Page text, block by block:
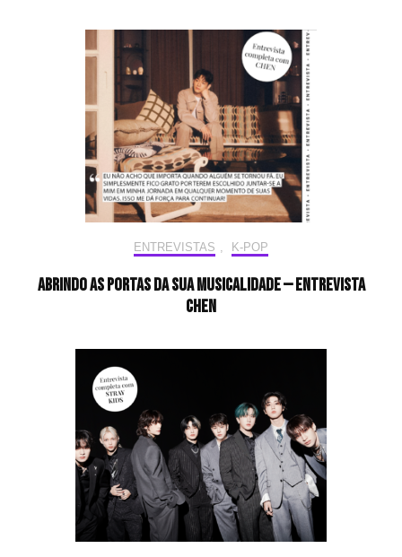
ENTREVISTAS , K-POP
Abrindo as portas da sua musicalidade — Entrevista
CHEN